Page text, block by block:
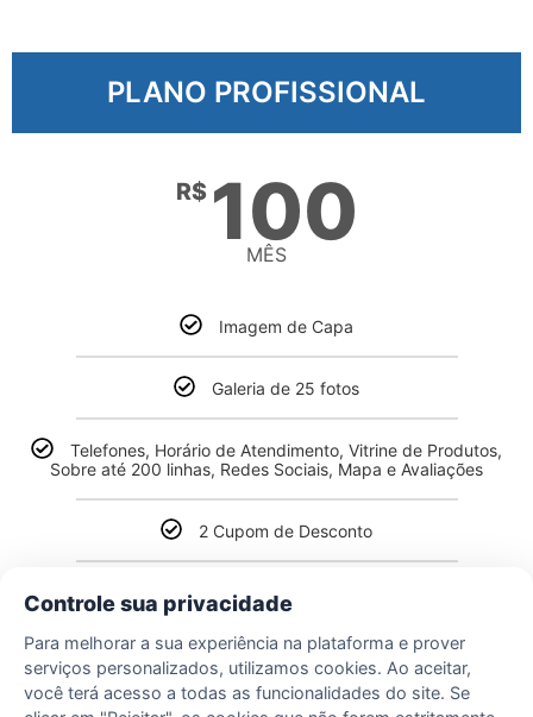
PLANO PROFISSIONAL
R$ 100
MÊS
Imagem de Capa
Galeria de 25 fotos
Telefones, Horário de Atendimento, Vitrine de Produtos,
Sobre até 200 linhas, Redes Sociais, Mapa e Avaliações
2 Cupom de Desconto
6 Artes por Mês
Botão Flutuante WhatsApp
Controle sua privacidade
Para melhorar a sua experiência na plataforma e prover
serviços personalizados, utilizamos cookies. Ao aceitar,
você terá acesso a todas as funcionalidades do site. Se